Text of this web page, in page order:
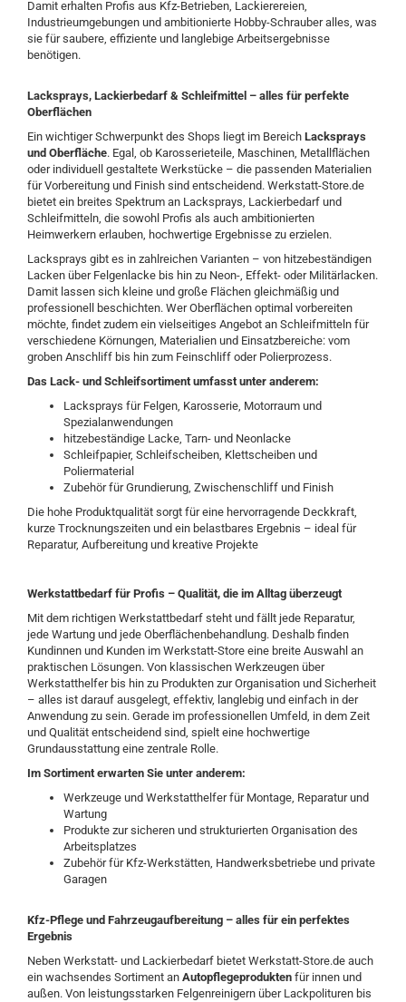
Damit erhalten Profis aus Kfz-Betrieben, Lackierereien,
Industrieumgebungen und ambitionierte Hobby-Schrauber alles, was
sie für saubere, effiziente und langlebige Arbeitsergebnisse
benötigen.
Lacksprays, Lackierbedarf & Schleifmittel – alles für perfekte
Oberflächen
Ein wichtiger Schwerpunkt des Shops liegt im Bereich Lacksprays
und Oberfläche. Egal, ob Karosserieteile, Maschinen, Metallflächen
oder individuell gestaltete Werkstücke – die passenden Materialien
für Vorbereitung und Finish sind entscheidend. Werkstatt-Store.de
bietet ein breites Spektrum an Lacksprays, Lackierbedarf und
Schleifmitteln, die sowohl Profis als auch ambitionierten
Heimwerkern erlauben, hochwertige Ergebnisse zu erzielen.
Lacksprays gibt es in zahlreichen Varianten – von hitzebeständigen
Lacken über Felgenlacke bis hin zu Neon-, Effekt- oder Militärlacken.
Damit lassen sich kleine und große Flächen gleichmäßig und
professionell beschichten. Wer Oberflächen optimal vorbereiten
möchte, findet zudem ein vielseitiges Angebot an Schleifmitteln für
verschiedene Körnungen, Materialien und Einsatzbereiche: vom
groben Anschliff bis hin zum Feinschliff oder Polierprozess.
Das Lack- und Schleifsortiment umfasst unter anderem:
Lacksprays für Felgen, Karosserie, Motorraum und
Spezialanwendungen
hitzebeständige Lacke, Tarn- und Neonlacke
Schleifpapier, Schleifscheiben, Klettscheiben und
Poliermaterial
Zubehör für Grundierung, Zwischenschliff und Finish
Die hohe Produktqualität sorgt für eine hervorragende Deckkraft,
kurze Trocknungszeiten und ein belastbares Ergebnis – ideal für
Reparatur, Aufbereitung und kreative Projekte
Werkstattbedarf für Profis – Qualität, die im Alltag überzeugt
Mit dem richtigen Werkstattbedarf steht und fällt jede Reparatur,
jede Wartung und jede Oberflächenbehandlung. Deshalb finden
Kundinnen und Kunden im Werkstatt-Store eine breite Auswahl an
praktischen Lösungen. Von klassischen Werkzeugen über
Werkstatthelfer bis hin zu Produkten zur Organisation und Sicherheit
– alles ist darauf ausgelegt, effektiv, langlebig und einfach in der
Anwendung zu sein. Gerade im professionellen Umfeld, in dem Zeit
und Qualität entscheidend sind, spielt eine hochwertige
Grundausstattung eine zentrale Rolle.
Im Sortiment erwarten Sie unter anderem:
Werkzeuge und Werkstatthelfer für Montage, Reparatur und
Wartung
Produkte zur sicheren und strukturierten Organisation des
Arbeitsplatzes
Zubehör für Kfz-Werkstätten, Handwerksbetriebe und private
Garagen
Kfz-Pflege und Fahrzeugaufbereitung – alles für ein perfektes
Ergebnis
Neben Werkstatt- und Lackierbedarf bietet Werkstatt-Store.de auch
ein wachsendes Sortiment an Autopflegeprodukten für innen und
außen. Von leistungsstarken Felgenreinigern über Lackpolituren bis